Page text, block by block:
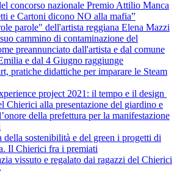
concorso nazionale Premio Attilio Manca
e Cartoni dicono NO alla mafia”
parole" dell'artista reggiana Elena Mazzi
cammino di contaminazione del
preannunciato dall'artista e dal comune
e dal 4 Giugno raggiunge
pratiche didattiche per imparare le Steam
project 2021: il tempo e il design
Chierici alla presentazione del giardino e
della prefettura per la manifestazione
della sostenibilità e del green i progetti di
Il Chierici fra i premiati
vissuto e regalato dai ragazzi del Chierici